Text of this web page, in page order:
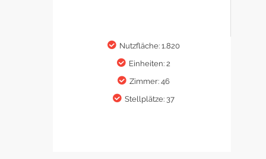
Nutzfläche: 1.820
Einheiten: 2
Zimmer: 46
Stellplätze: 37